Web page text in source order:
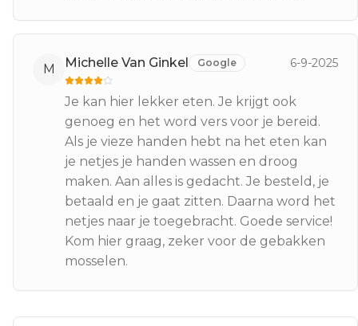
M Michelle Van Ginkel Google 6-9-2025
Je kan hier lekker eten. Je krijgt ook
genoeg en het word vers voor je bereid.
Als je vieze handen hebt na het eten kan
je netjes je handen wassen en droog
maken. Aan alles is gedacht. Je besteld, je
betaald en je gaat zitten. Daarna word het
netjes naar je toegebracht. Goede service!
Kom hier graag, zeker voor de gebakken
mosselen.